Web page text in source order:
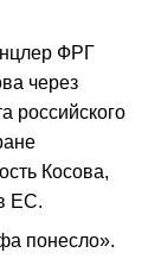
ФРГ
через
российского
Косова,
ЕС.
понесло».